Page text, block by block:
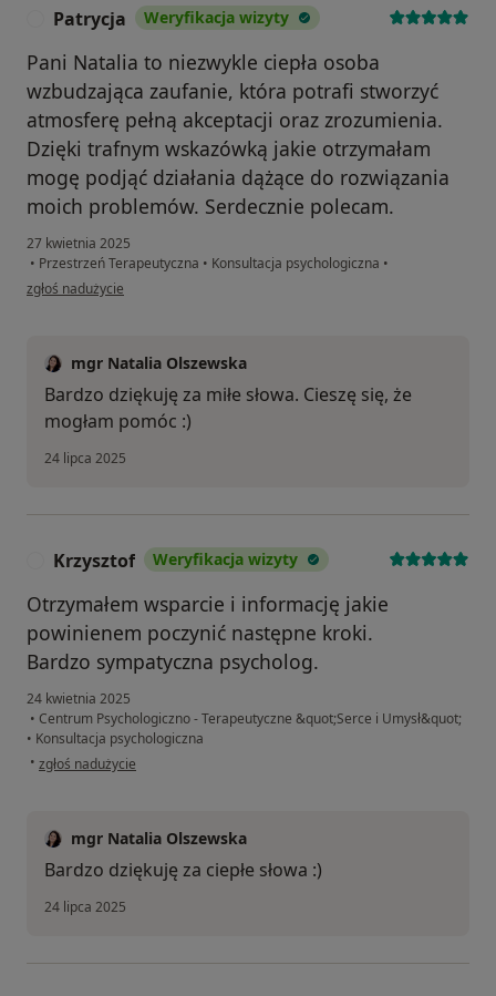
Patrycja Weryfikacja wizyty
Pani Natalia to niezwykle ciepła osoba
wzbudzająca zaufanie, która potrafi stworzyć
atmosferę pełną akceptacji oraz zrozumienia.
Dzięki trafnym wskazówką jakie otrzymałam
mogę podjąć działania dążące do rozwiązania
moich problemów. Serdecznie polecam.
27 kwietnia 2025
• Przestrzeń Terapeutyczna • Konsultacja psychologiczna •
w opinii użytkownika Patrycja
zgłoś nadużycie
mgr Natalia Olszewska
Bardzo dziękuję za miłe słowa. Cieszę się, że
mogłam pomóc :)
24 lipca 2025
Krzysztof Weryfikacja wizyty
Otrzymałem wsparcie i informację jakie
powinienem poczynić następne kroki.
Bardzo sympatyczna psycholog.
24 kwietnia 2025
• Centrum Psychologiczno - Terapeutyczne &quot;Serce i Umysł&quot;
• Konsultacja psychologiczna
• w opinii użytkownika Krzysztof
zgłoś nadużycie
mgr Natalia Olszewska
Bardzo dziękuję za ciepłe słowa :)
24 lipca 2025